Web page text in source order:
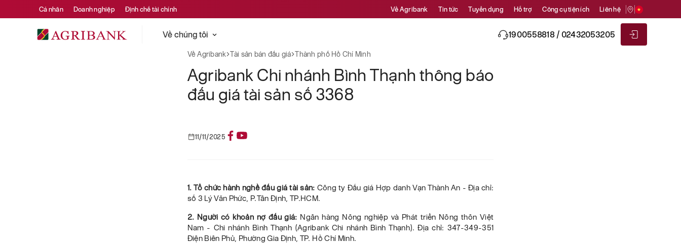
Cá nhân Doanh nghiệp Định chế tài chính Về Agribank Tin tức Tuyển dụng Hỗ trợ Công cụ tiện ích Liên hệ
Về chúng tôi 1900558818 / 02432053205
Về Agribank Tài sản bán đấu giá Thành phố Hồ Chí Minh
Agribank Chi nhánh Bình Thạnh thông báo
đấu giá tài sản số 3368
11/11/2025
1. Tổ chức hành nghề đấu giá tài sản: Công ty Đấu giá Hợp danh Vạn Thành An - Địa chỉ:
số 3 Lý Văn Phức, P.Tân Định, TP.HCM.
2. Người có khoản nợ đấu giá: Ngân hàng Nông nghiệp và Phát triển Nông thôn Việt
Nam - Chi nhánh Bình Thạnh (Agribank Chi nhánh Bình Thạnh). Địa chỉ: 347-349-351
Điện Biên Phủ, Phường Gia Định, TP. Hồ Chí Minh.